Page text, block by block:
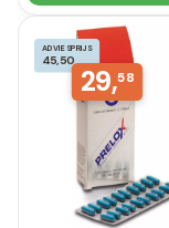
ADVIESPRIJS
45,50
29,58